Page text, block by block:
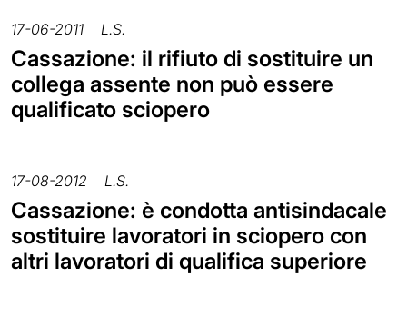
17-06-2011 L.S.
Cassazione: il rifiuto di sostituire un
collega assente non può essere
qualificato sciopero
17-08-2012 L.S.
Cassazione: è condotta antisindacale
sostituire lavoratori in sciopero con
altri lavoratori di qualifica superiore